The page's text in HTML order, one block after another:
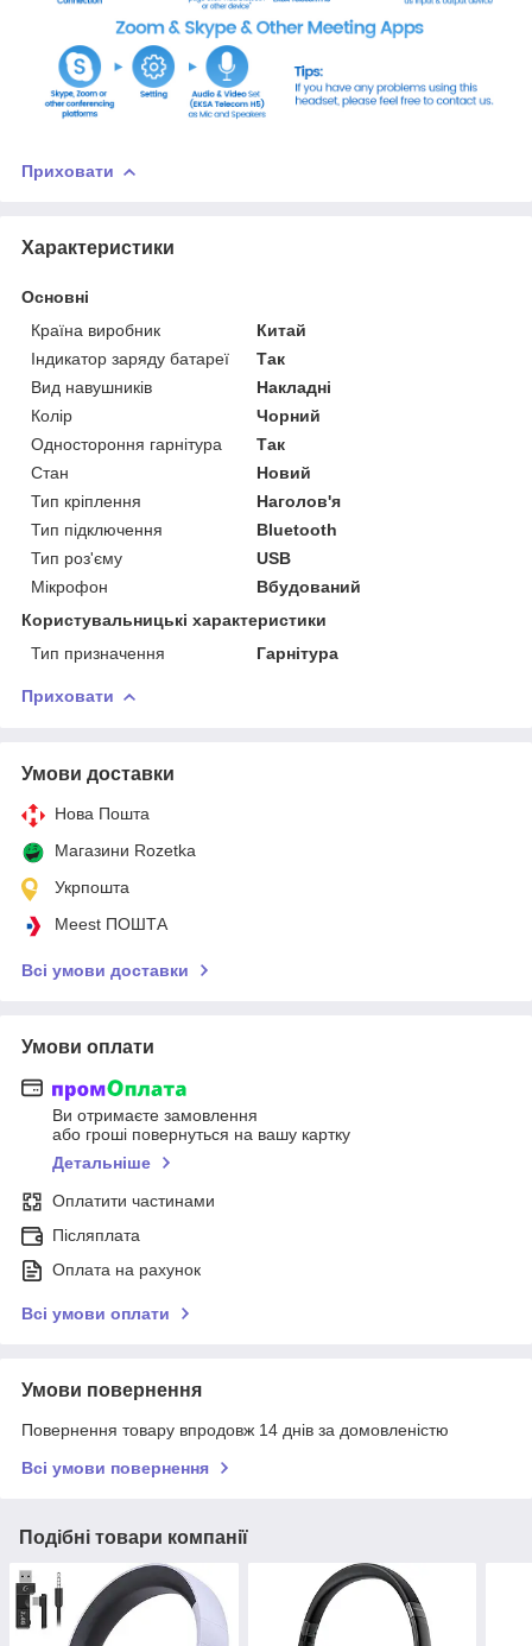
Приховати
Характеристики
Основні
Країна виробник
Китай
Індикатор заряду батареї
Так
Вид навушників
Накладні
Колір
Чорний
Одностороння гарнітура
Так
Стан
Новий
Тип кріплення
Наголов'я
Тип підключення
Bluetooth
Тип роз'єму
USB
Мікрофон
Вбудований
Користувальницькі характеристики
Тип призначення
Гарнітура
Приховати
Умови доставки
Нова Пошта
Магазини Rozetka
Укрпошта
Meest ПОШТА
Всі умови доставки
Умови оплати
Ви отримаєте замовлення
або гроші повернуться на вашу картку
Детальніше
Оплатити частинами
Післяплата
Оплата на рахунок
Всі умови оплати
Умови повернення
Повернення товару впродовж 14 днів за домовленістю
Всі умови повернення
Подібні товари компанії